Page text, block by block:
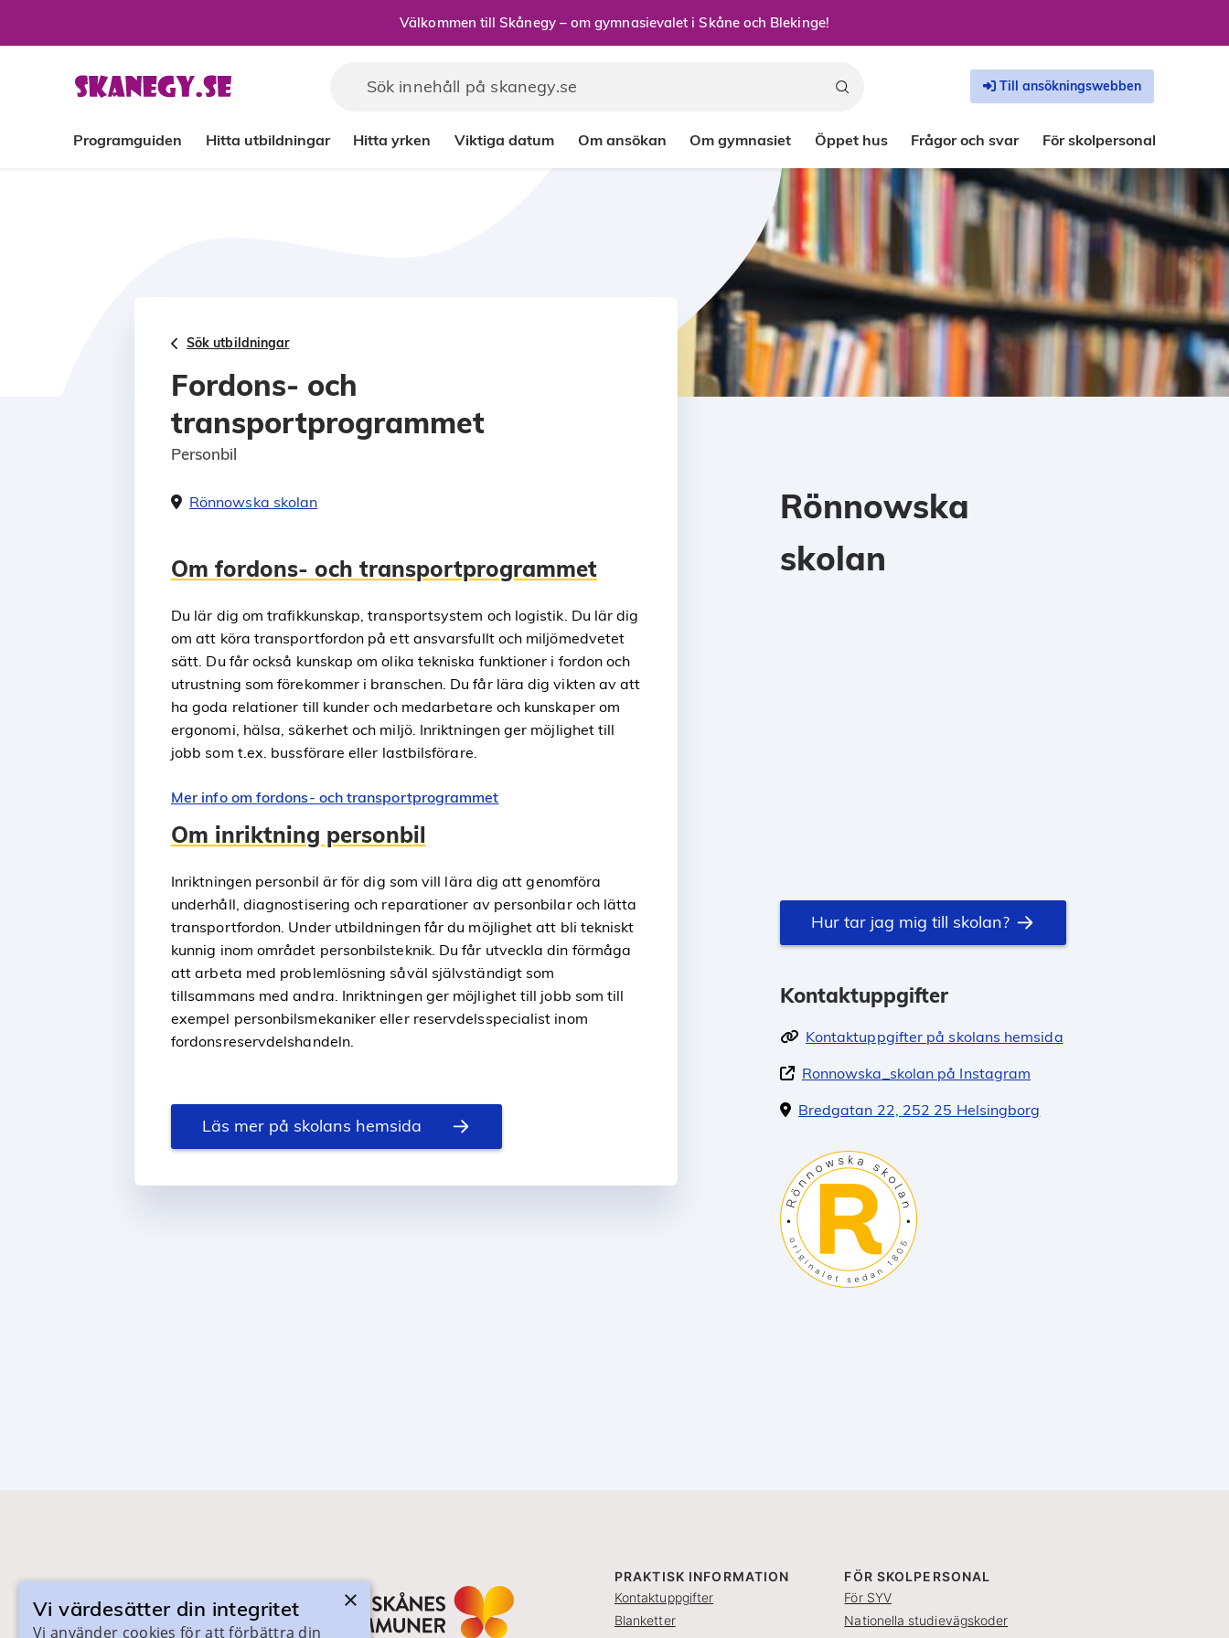
Välkommen till Skånegy – om gymnasievalet i Skåne och Blekinge!
Programguiden Hitta utbildningar Hitta yrken Viktiga datum Om ansökan Om gymnasiet Öppet hus Frågor och svar För skolpersonal
Till ansökningswebben
Sök utbildningar
Fordons- och
transportprogrammet
Personbil
Rönnowska skolan
Om fordons- och transportprogrammet
Du lär dig om trafikkunskap, transportsystem och logistik. Du lär dig
om att köra transportfordon på ett ansvarsfullt och miljömedvetet
sätt. Du får också kunskap om olika tekniska funktioner i fordon och
utrustning som förekommer i branschen. Du får lära dig vikten av att
ha goda relationer till kunder och medarbetare och kunskaper om
ergonomi, hälsa, säkerhet och miljö. Inriktningen ger möjlighet till
jobb som t.ex. bussförare eller lastbilsförare.
Mer info om fordons- och transportprogrammet
Om inriktning personbil
Inriktningen personbil är för dig som vill lära dig att genomföra
underhåll, diagnostisering och reparationer av personbilar och lätta
transportfordon. Under utbildningen får du möjlighet att bli tekniskt
kunnig inom området personbilsteknik. Du får utveckla din förmåga
att arbeta med problemlösning såväl självständigt som
tillsammans med andra. Inriktningen ger möjlighet till jobb som till
exempel personbilsmekaniker eller reservdelsspecialist inom
fordonsreservdelshandeln.
Läs mer på skolans hemsida
Rönnowska
skolan
Hur tar jag mig till skolan?
Kontaktuppgifter
Kontaktuppgifter på skolans hemsida
Ronnowska_skolan på Instagram
Bredgatan 22, 252 25 Helsingborg
PRAKTISK INFORMATION
Kontaktuppgifter
Blanketter
FÖR SKOLPERSONAL
För SYV
Nationella studievägskoder
×
Vi värdesätter din integritet
Vi använder cookies för att förbättra din